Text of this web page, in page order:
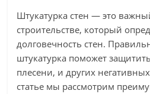
Штукатурка стен — это
строительстве, который
долговечность стен.
штукатурка поможет
плесени, и других
статье мы рассмотрим